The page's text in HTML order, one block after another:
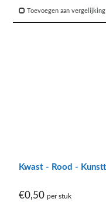
Toevoegen aan vergelijking
Kwast - Rood -
€0,50 per stuk